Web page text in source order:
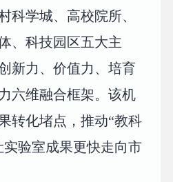
科学城、高校院所、
、科技园区五大主
新力、价值力、培育
六维融合框架。该机
转化堵点，推动“教科
实验室成果更快走向市